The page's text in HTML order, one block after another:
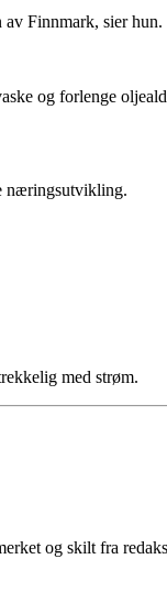
Finnmark, sier hun.
og forlenge
næringsutvikling.
med strøm.
og skilt fra